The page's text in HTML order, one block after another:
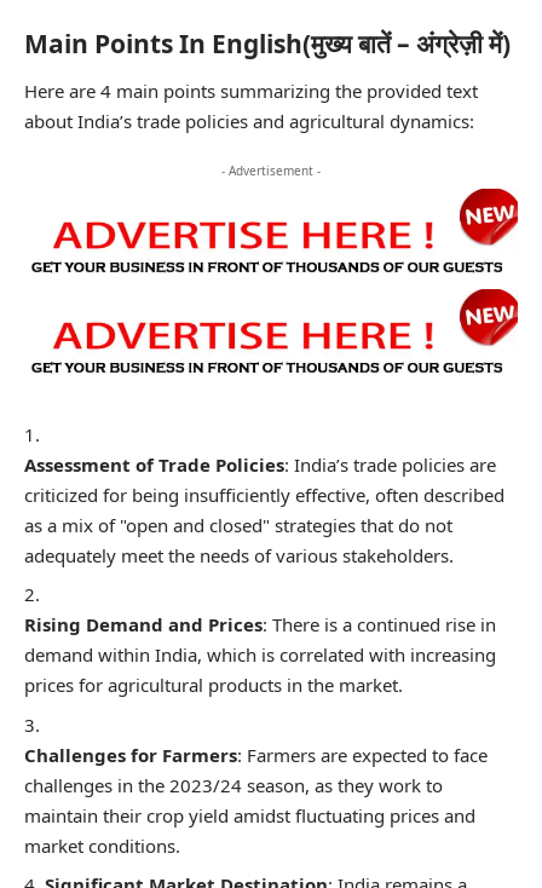
Main Points In English(मुख्य बातें – अंग्रेज़ी में)
Here are 4 main points summarizing the provided text
about India’s trade policies and agricultural dynamics:
- Advertisement -
Assessment of Trade Policies: India’s trade policies are
criticized for being insufficiently effective, often described
as a mix of "open and closed" strategies that do not
adequately meet the needs of various stakeholders.
Rising Demand and Prices: There is a continued rise in
demand within India, which is correlated with increasing
prices for agricultural products in the market.
Challenges for Farmers: Farmers are expected to face
challenges in the 2023/24 season, as they work to
maintain their crop yield amidst fluctuating prices and
market conditions.